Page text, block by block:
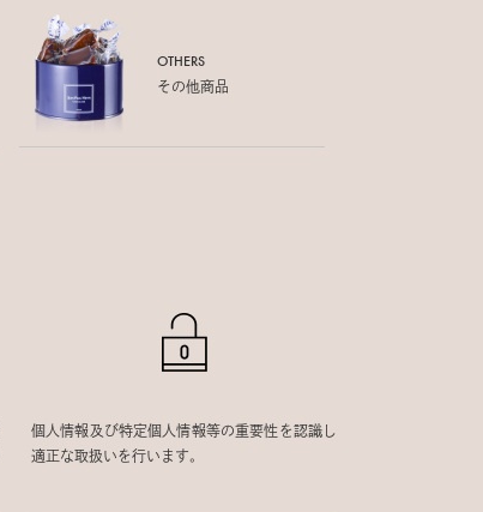
OTHERS
その他商品
個人情報及び特定個人情報等の重要性を認識し
適正な取扱いを行います。